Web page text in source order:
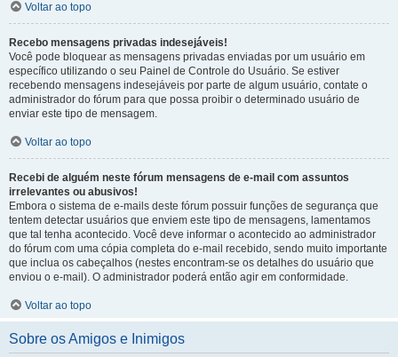
Voltar ao topo
Recebo mensagens privadas indesejáveis!
Você pode bloquear as mensagens privadas enviadas por um usuário em
específico utilizando o seu Painel de Controle do Usuário. Se estiver
recebendo mensagens indesejáveis por parte de algum usuário, contate o
administrador do fórum para que possa proibir o determinado usuário de
enviar este tipo de mensagem.
Voltar ao topo
Recebi de alguém neste fórum mensagens de e-mail com assuntos
irrelevantes ou abusivos!
Embora o sistema de e-mails deste fórum possuir funções de segurança que
tentem detectar usuários que enviem este tipo de mensagens, lamentamos
que tal tenha acontecido. Você deve informar o acontecido ao administrador
do fórum com uma cópia completa do e-mail recebido, sendo muito importante
que inclua os cabeçalhos (nestes encontram-se os detalhes do usuário que
enviou o e-mail). O administrador poderá então agir em conformidade.
Voltar ao topo
Sobre os Amigos e Inimigos